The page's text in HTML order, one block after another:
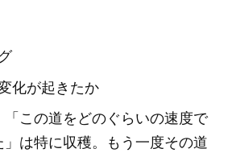
化が起きたか
「この道をどのぐらいの速度で
は特に収穫。もう一度その道